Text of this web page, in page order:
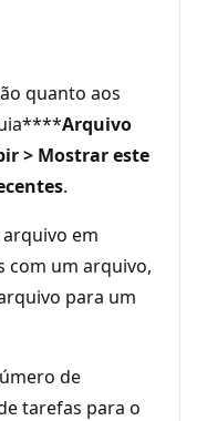
quanto aos
Arquivo
> Mostrar este
.
em
com um arquivo,
para um
de
tarefas para o